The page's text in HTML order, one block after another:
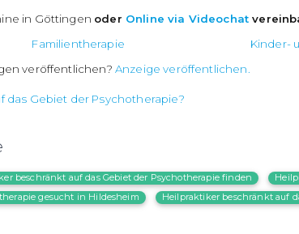
in Göttingen oder Online via Videochat
Familientherapie Kinder-
veröffentlichen? Anzeige veröffentlichen.
das Gebiet der Psychotherapie?
beschränkt auf das Gebiet der Psychotherapie finden
gesucht in Hildesheim
Heilpraktiker beschränkt auf